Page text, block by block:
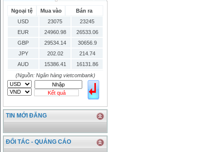
Ngoại tệ Mua vào
Bán ra
USD
23075
23245
EUR
24960.98
26533.06
GBP
29534.14
30656.9
JPY
202.02
214.74
AUD
15386.41
16131.86
HKD
2906.04
3028.6
SGD
16755.29
17427.08
THB
666.2
786.99
CAD
17223.74
18058.21
CHF
23161.62
24283.77
INR
0
KRW
18.01
21.12
(Nguồn: Ngân hàng vietcombank)
Kết quả
TIN MỚI ĐĂNG
ĐỐI TÁC - QUẢNG CÁO